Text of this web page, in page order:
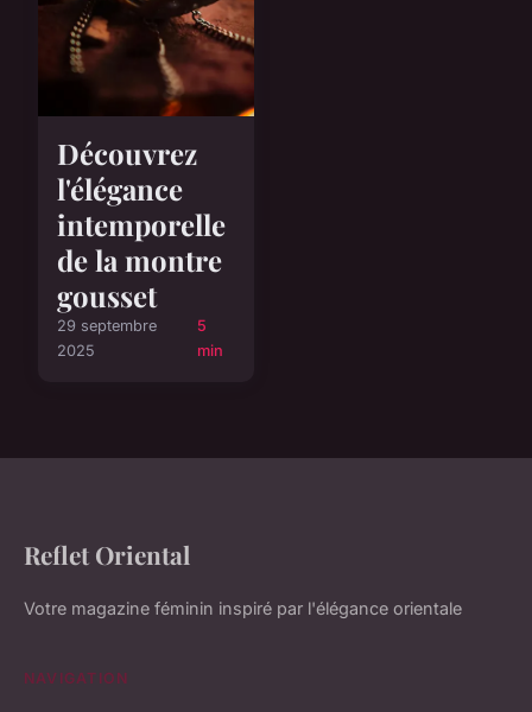
Découvrez
l'élégance
intemporelle
de la montre
gousset
29 septembre
2025
5
min
Reflet Oriental
Votre magazine féminin inspiré par l'élégance orientale
NAVIGATION